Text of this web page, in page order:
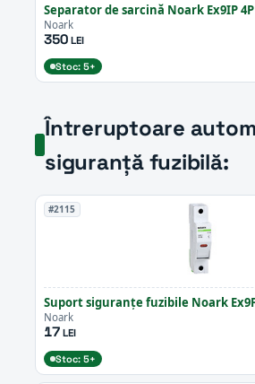
Separator de sarcină Noark Ex9IP 4P
Noark
350LEI
Stoc: 5+
Întreruptoare
siguranță fuzibilă:
#2115
Suport siguranțe fuzibile Noark
Noark
17LEI
Stoc: 5+